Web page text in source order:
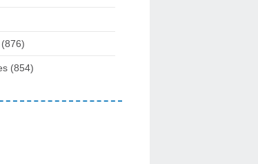
(876)
(854)